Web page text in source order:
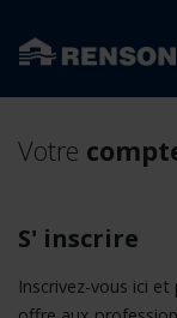
Votre
S' inscrire
Inscrivez-vous ici